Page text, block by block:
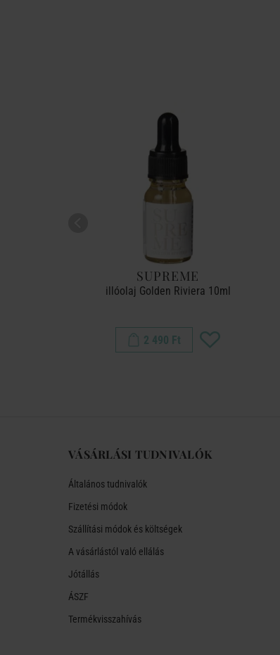
SUPREME
illóolaj Golden Riviera 10ml
2 490 Ft
VÁSÁRLÁSI TUDNIVALÓK
Általános tudnivalók
Fizetési módok
Szállítási módok és költségek
A vásárlástól való ellálás
Jótállás
ÁSZF
Termékvisszahívás